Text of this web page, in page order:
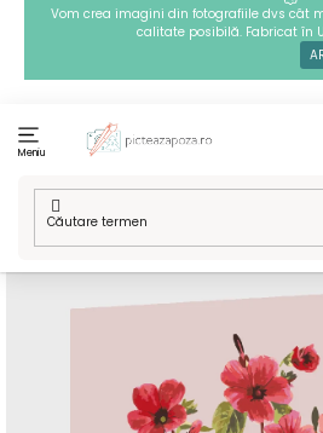
conținut
Vom crea imagini din fotografiile dvs cât
calitate posibilă. Fabricat în
Meniu
Acasă
/ Tehnici / Pictură pe numere /
vintage